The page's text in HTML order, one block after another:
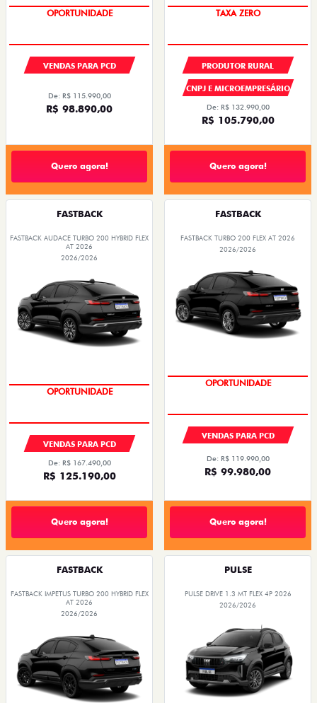
OPORTUNIDADE
VENDAS PARA PCD
De: R$ 115.990,00
R$ 98.890,00
Quero agora!
TAXA ZERO
PRODUTOR RURAL
CNPJ E MICROEMPRESÁRIO
De: R$ 132.990,00
R$ 105.790,00
Quero agora!
FASTBACK
FASTBACK AUDACE TURBO 200 HYBRID FLEX
AT 2026
2026/2026
OPORTUNIDADE
VENDAS PARA PCD
De: R$ 167.490,00
R$ 125.190,00
Quero agora!
FASTBACK
FASTBACK TURBO 200 FLEX AT 2026
2026/2026
OPORTUNIDADE
VENDAS PARA PCD
De: R$ 119.990,00
R$ 99.980,00
Quero agora!
FASTBACK
FASTBACK IMPETUS TURBO 200 HYBRID FLEX
AT 2026
2026/2026
PULSE
PULSE DRIVE 1.3 MT FLEX 4P 2026
2026/2026